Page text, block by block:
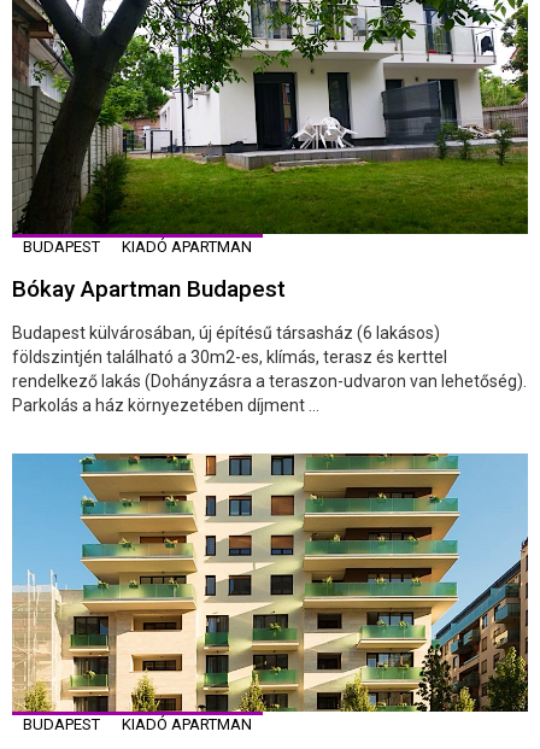
BUDAPEST KIADÓ APARTMAN
Bókay Apartman Budapest
Budapest külvárosában, új építésű társasház (6 lakásos)
földszintjén található a 30m2-es, klímás, terasz és kerttel
rendelkező lakás (Dohányzásra a teraszon-udvaron van lehetőség).
Parkolás a ház környezetében díjment ...
BUDAPEST KIADÓ APARTMAN